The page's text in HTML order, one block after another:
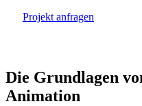
Projekt anfragen
Die Grundlagen
Animation